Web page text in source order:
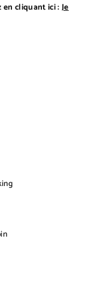
en cliquant ici :Je